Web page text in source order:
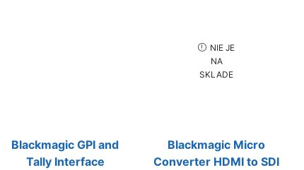
Blackmagic GPI and
Tally Interface
NIE JE
NA
SKLADE
Blackmagic Micro
Converter HDMI to SDI